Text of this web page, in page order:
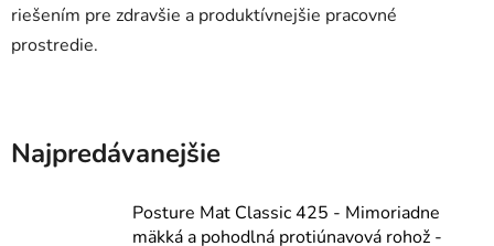
riešením pre zdravšie a produktívnejšie pracovné
prostredie.
Najpredávanejšie
Posture Mat Classic 425 - Mimoriadne
mäkká a pohodlná protiúnavová rohož -